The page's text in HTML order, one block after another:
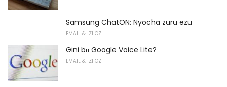
Samsung ChatON: Nyocha zuru ezu
EMAIL & IZI OZI
Gini bụ Google Voice Lite?
EMAIL & IZI OZI